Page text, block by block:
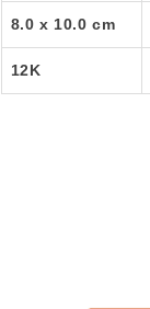
8.0 x 10.0 cm
12K